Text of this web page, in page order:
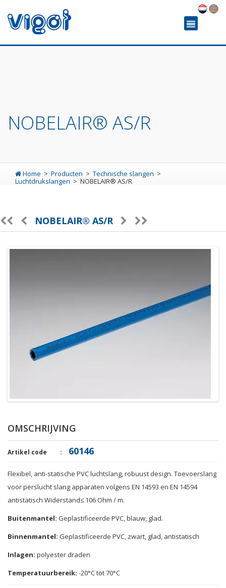
NOBELAIR® AS/R
Home Producten
Technische slangen
Luchtdrukslangen
NOBELAIR® AS/R
NOBELAIR® AS/R
OMSCHRIJVING
Artikel code 60146
Flexibel, anti-statische PVCluchtslang, robuust design. Toevoerslang
voor perslucht slang apparaten volgens EN 14593 en EN 14594
antistatisch Widerstand≤ 106Ohm /m.
Buitenmantel: Geplastificeerde PVC, blauw, glad.
Binnenmantel: Geplastificeerde PVC, zwart, glad, antistatisch
Inlagen: polyester draden
Temperatuurbereik: -20°Ctot70°C